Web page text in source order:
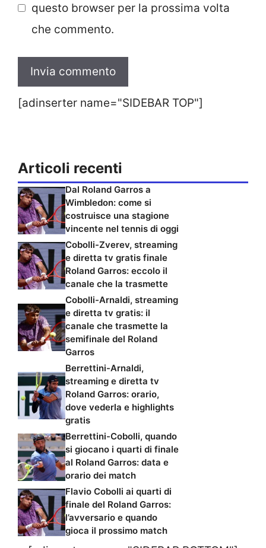
questo browser per la prossima volta
che commento.
[adinserter name="SIDEBAR TOP"]
Articoli recenti
Dal Roland Garros a
Wimbledon: come si
costruisce una stagione
vincente nel tennis di oggi
Cobolli-Zverev, streaming
e diretta tv gratis finale
Roland Garros: eccolo il
canale che la trasmette
Cobolli-Arnaldi, streaming
e diretta tv gratis: il
canale che trasmette la
semifinale del Roland
Garros
Berrettini-Arnaldi,
streaming e diretta tv
Roland Garros: orario,
dove vederla e highlights
gratis
Berrettini-Cobolli, quando
si giocano i quarti di finale
al Roland Garros: data e
orario dei match
Flavio Cobolli ai quarti di
finale del Roland Garros:
l’avversario e quando
gioca il prossimo match